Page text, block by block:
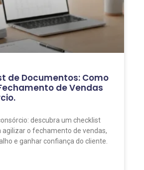
de Documentos: Como
de Vendas
descubra um checklist
agilizar o fechamento de vendas,
e ganhar confiança do cliente.